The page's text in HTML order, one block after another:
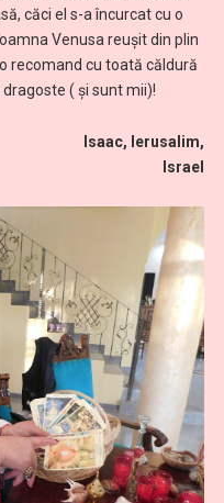
căci el s-a încurcat cu o
Venusa reuşit din plin
recomand cu toată căldură
( și sunt mii)!
Israel